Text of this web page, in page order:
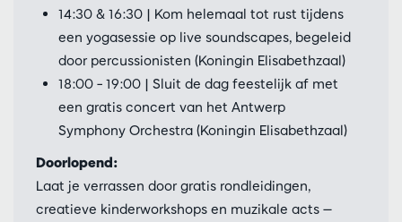
14:30 & 16:30 | Kom helemaal tot rust tijdens
een yogasessie op live soundscapes, begeleid
door percussionisten (Koningin Elisabethzaal)
18:00 – 19:00 | Sluit de dag feestelijk af met
een gratis concert van het Antwerp
Symphony Orchestra (Koningin Elisabethzaal)
Doorlopend:
Laat je verrassen door gratis rondleidingen,
creatieve kinderworkshops en muzikale acts —